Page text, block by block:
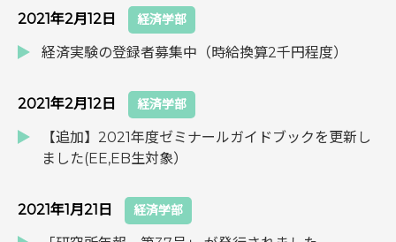
2021年2月12日 経済学部
経済実験の登録者募集中（時給換算2千円程度）
2021年2月12日 経済学部
【追加】2021年度ゼミナールガイドブックを更新し
ました(EE,EB生対象）
2021年1月21日 経済学部